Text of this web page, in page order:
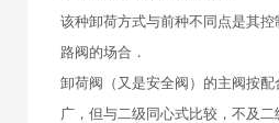
该种卸荷方式与前种不同点是其
路阀的场合．
卸荷阀（又是安全阀）的主阀按
广，但与二级同心式比较，不及